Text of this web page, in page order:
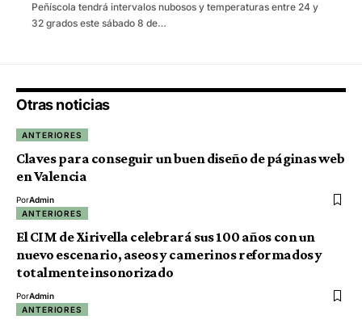
Peñíscola tendrá intervalos nubosos y temperaturas entre 24 y
32 grados este sábado 8 de…
Otras noticias
ANTERIORES
Claves para conseguir un buen diseño de páginas web
en Valencia
PorAdmin
ANTERIORES
El CIM de Xirivella celebrará sus 100 años con un
nuevo escenario, aseos y camerinos reformados y
totalmente insonorizado
PorAdmin
ANTERIORES